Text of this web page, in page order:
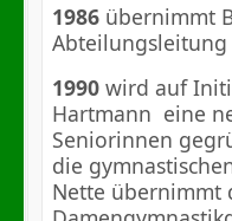
1986übernimmt
Abteilungsleitung
1990wird auf
Hartmann eine
Seniorinnen
die
Nette übernimmt